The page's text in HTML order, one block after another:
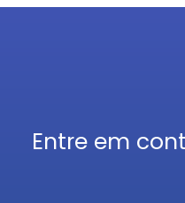
Entre em